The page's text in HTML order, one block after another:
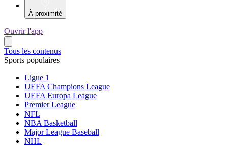
À proximité
Ouvrir l'app
Tous les contenus
Sports populaires
Ligue 1
UEFA Champions League
UEFA Europa League
Premier League
NFL
NBA Basketball
Major League Baseball
NHL